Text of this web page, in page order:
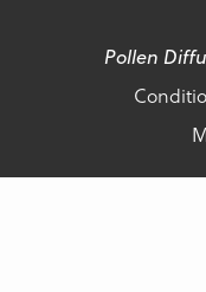
Pollen